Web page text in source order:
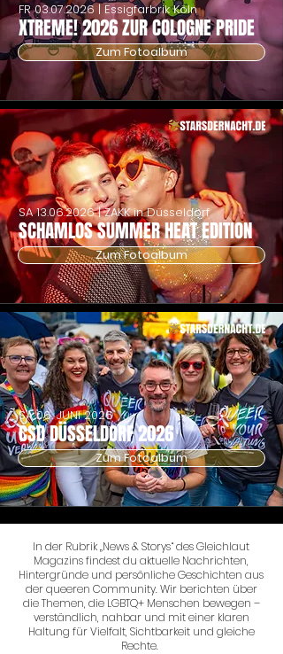
XTREME! 2026 ZUR COLOGNE PRIDE
FR03.07.2026| Essigfarbrik Köln
Zum Fotoalbum
SCHAMLOS SUMMER HEAT EDITION
SA13.06.2026| ZAKK in Düsseldorf
Zum Fotoalbum
CSD DÜSSELDORF 2026
SA 06. JUNI 2026
Zum Fotoalbum
In der Rubrik „News & Storys“ des Gleichlaut
Magazins findest du aktuelle Nachrichten,
Hintergründe und persönliche Geschichten aus
der queeren Community. Wir berichten über
die Themen, die LGBTQ+ Menschen bewegen –
verständlich, nahbar und mit einer klaren
Haltung für Vielfalt, Sichtbarkeit und gleiche
Rechte.